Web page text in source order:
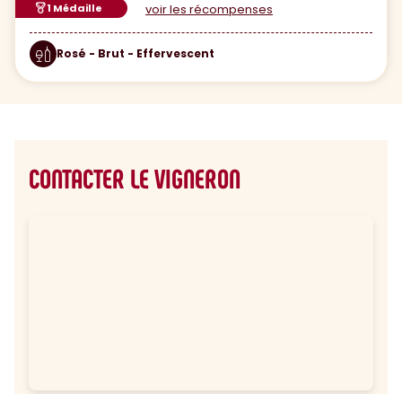
1 Médaille voir les récompenses
Rosé - Brut - Effervescent
CONTACTER LE VIGNERON